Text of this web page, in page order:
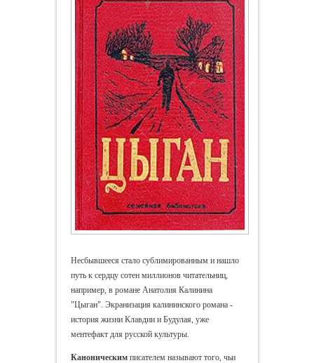
Несбывшееся стало сублимированным и нашло
путь к сердцу сотен миллионов читательниц,
например, в романе Анатолия Калинина
"Цыган". Экранизация калининского романа -
история жизни Клавдии и Будулая, уже
ментефакт для русской культуры.
Каноническимписателем называют того, чьи